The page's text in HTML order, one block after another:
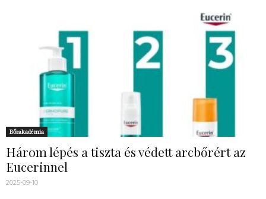
Bőrakadémia
Három lépés a tiszta és védett arcbőrért az
Eucerinnel
2025-09-10